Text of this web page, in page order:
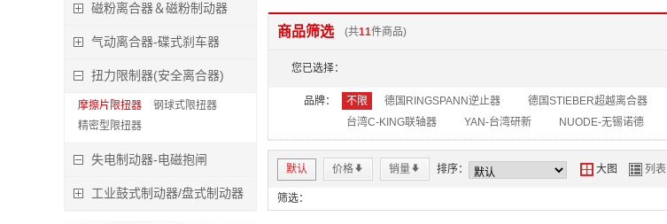
磁粉离合器＆磁粉制动器
气动离合器-碟式刹车器
扭力限制器(安全离合器)
摩擦片限扭器
钢球式限扭器
精密型限扭器
失电制动器-电磁抱闸
工业鼓式制动器/盘式制动器
SWTF型 法兰型高速
精密钢球...
商品筛选 (共11件商品)
您已选择：
品牌： 不限 德国RINGSPANN逆止器 德国STIEBER超越离合器
台湾C-KING联轴器
YAN-台湾研新 NUODE-无锡诺德
默认 价格* 销量* 排序： Y 大图 Z 列表
筛选：